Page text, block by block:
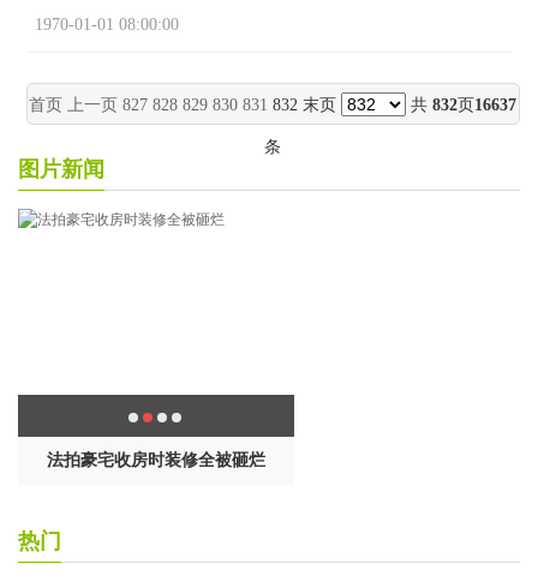
1970-01-01 08:00:00
首页 上一页 827 828 829 830 831 832 末页 共832页16637
条
图片新闻
被砸烂 学区房最后绝唱，拼爹时代来了？
热门